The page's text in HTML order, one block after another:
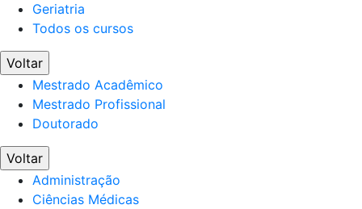
Geriatria
Todos os cursos
Voltar
Mestrado Acadêmico
Mestrado Profissional
Doutorado
Voltar
Administração
Ciências Médicas